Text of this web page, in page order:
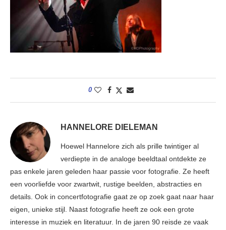
0
HANNELORE DIELEMAN
Hoewel Hannelore zich als prille twintiger al
verdiepte in de analoge beeldtaal ontdekte ze
pas enkele jaren geleden haar passie voor fotografie. Ze heeft
een voorliefde voor zwartwit, rustige beelden, abstracties en
details. Ook in concertfotografie gaat ze op zoek gaat naar haar
eigen, unieke stijl. Naast fotografie heeft ze ook een grote
interesse in muziek en literatuur. In de jaren 90 reisde ze vaak